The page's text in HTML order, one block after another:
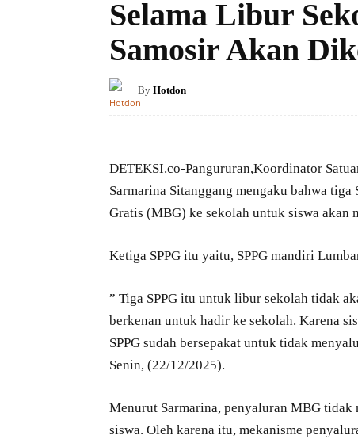
Selama Libur
Samosir Akan
By Hotdon
DETEKSI.co-Pangururan,Koordinator
Sarmarina Sitanggang mengaku bahwa
Gratis (MBG) ke sekolah untuk siswa akan
Ketiga SPPG itu yaitu, SPPG mandiri
” Tiga SPPG itu untuk libur sekolah tidak
berkenan untuk hadir ke sekolah. Karena
SPPG sudah bersepakat untuk tidak
Senin, (22/12/2025).
Menurut Sarmarina, penyaluran MBG
siswa. Oleh karena itu, mekanisme